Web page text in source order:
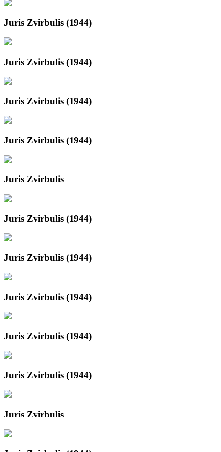
Juris Zvirbulis (1944)
Juris Zvirbulis (1944)
Juris Zvirbulis (1944)
Juris Zvirbulis (1944)
Juris Zvirbulis
Juris Zvirbulis (1944)
Juris Zvirbulis (1944)
Juris Zvirbulis (1944)
Juris Zvirbulis (1944)
Juris Zvirbulis (1944)
Juris Zvirbulis